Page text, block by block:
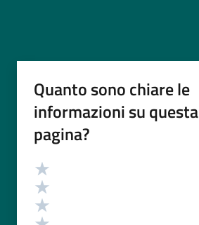
Quanto sono chiare le
informazioni su questa
pagina?
Valutazione